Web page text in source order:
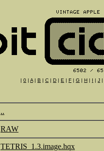
| 0 | A | B | C | D | E | F | G | H | I | J |
..
RAW
TETRIS_1.3.image.hqx